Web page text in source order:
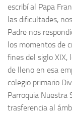
escribí al Papa
las dificultades,
Padre nos
los momentos de
fines del siglo XIX,
de lleno en esa
colegio primario
Parroquia Nuestra
trasferencia al